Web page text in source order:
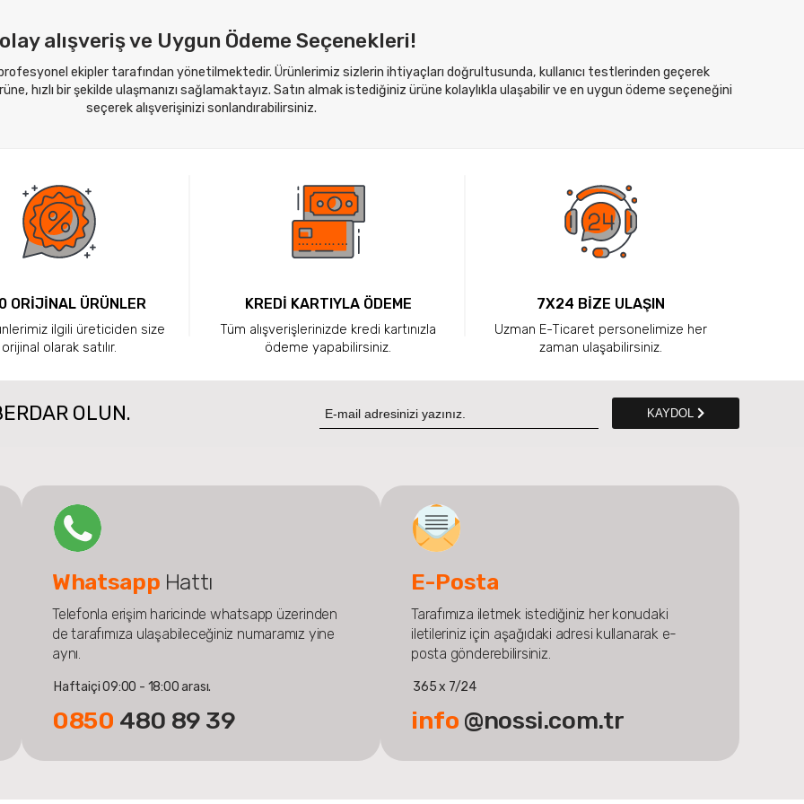
alışveriş ve Uygun Ödeme Seçenekleri!
profesyonel ekipler tarafından yönetilmektedir. Ürünlerimiz sizlerin ihtiyaçları doğrultusunda, kullanıcı testlerinden geçerek
hızlı bir şekilde ulaşmanızı sağlamaktayız. Satın almak istediğiniz ürüne kolaylıkla ulaşabilir ve en uygun ödeme seçeneğini
seçerek alışverişinizi sonlandırabilirsiniz.
ORİJİNAL ÜRÜNLER
ilgili üreticiden size
orijinal olarak satılır.
KREDİ KARTIYLA ÖDEME
Tüm alışverişlerinizde kredi kartınızla
ödeme yapabilirsiniz.
7X24 BİZE ULAŞIN
Uzman E-Ticaret personelimize her
zaman ulaşabilirsiniz.
OLUN. KAYDOL
Whatsapp Hattı
Telefonla erişim haricinde whatsapp üzerinden
de tarafımıza ulaşabileceğiniz numaramız yine
aynı.
Haftaiçi 09:00 - 18:00 arası.
0850 480 89 39
E-Posta
Tarafımıza iletmek istediğiniz her konudaki
iletileriniz için aşağıdaki adresi kullanarak e-
posta gönderebilirsiniz.
365 x 7/24
info @nossi.com.tr